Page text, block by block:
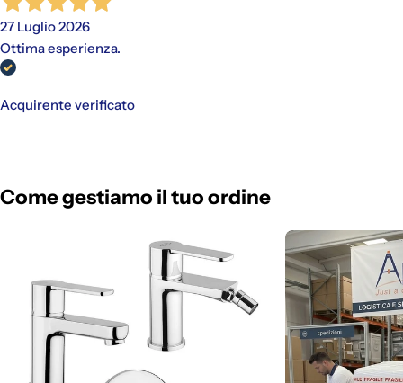
27 Luglio 2026
Ottima esperienza.
Acquirente verificato
Come gestiamo il tuo ordine